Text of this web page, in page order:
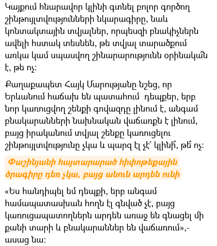
Կայքում հնարավոր կլինի գտնել բոլոր գործող
շինթույլտվությունների նկարագիրը, նաև
կոնտակտային տվյալներ, որպեսզի բնակիչներն
ավելի հստակ տեսնեն, թե տվյալ տարածքում
առկա կամ սպասվող շինարարությունն օրինակա՞ն
է, թե ոչ:
Քաղաքապետ Հայկ Մարությանը նշեց, որ
Երևանում հաճախ են պատահում դեպքեր, երբ
նոր կառուցվող շենքի գովազդը լինում է, անգամ
բնակարանների նախնական վաճառքն է լինում,
բայց իրականում տվյալ շենքը կառուցելու
շինթույլտվությունը չկա և պարզ էլ չէ` կլինի՞, թե՞ ոչ:
Փաշինյանի հայտարարած հիփոթեքային
ծրագիրը դեռ չկա, բայց անուն արդեն ունի
«Ես հանդիպել եմ դեպքի, երբ անգամ
համապատասխան հողն էլ գնված չէ, բայց
կառուցապատողներն արդեն առաջ են գնացել մի
քանի տարի և բնակարաններ են վաճառում»,-
ասաց նա: